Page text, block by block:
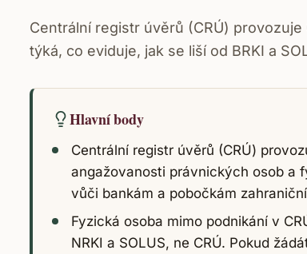
Centrální registr úvěrů (CRÚ)
týká, co eviduje, jak se liší od BRKI a
Hlavní body
Centrální registr úvěrů (CRÚ)
angažovanosti právnických osob
vůči bankám a pobočkám
Fyzická osoba mimo podnikání v
NRKI a SOLUS, ne CRÚ. Pokud